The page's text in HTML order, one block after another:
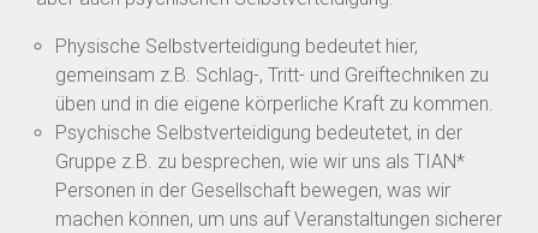
Physische Selbstverteidigung bedeutet hier,
gemeinsam z.B. Schlag-, Tritt- und Greiftechniken zu
üben und in die eigene körperliche Kraft zu kommen.
Psychische Selbstverteidigung bedeutetet, in der
Gruppe z.B. zu besprechen, wie wir uns als TIAN*
Personen in der Gesellschaft bewegen, was wir
machen können, um uns auf Veranstaltungen sicherer